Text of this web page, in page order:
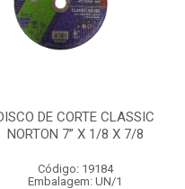
DE CORTE CLASSIC
NORTON 7” X 1/8 X 7/8
Código: 19184
Embalagem: UN/1